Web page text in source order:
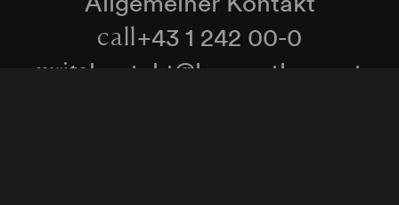
call+43 1 242 00-0
writekontakt@konzerthaus.at